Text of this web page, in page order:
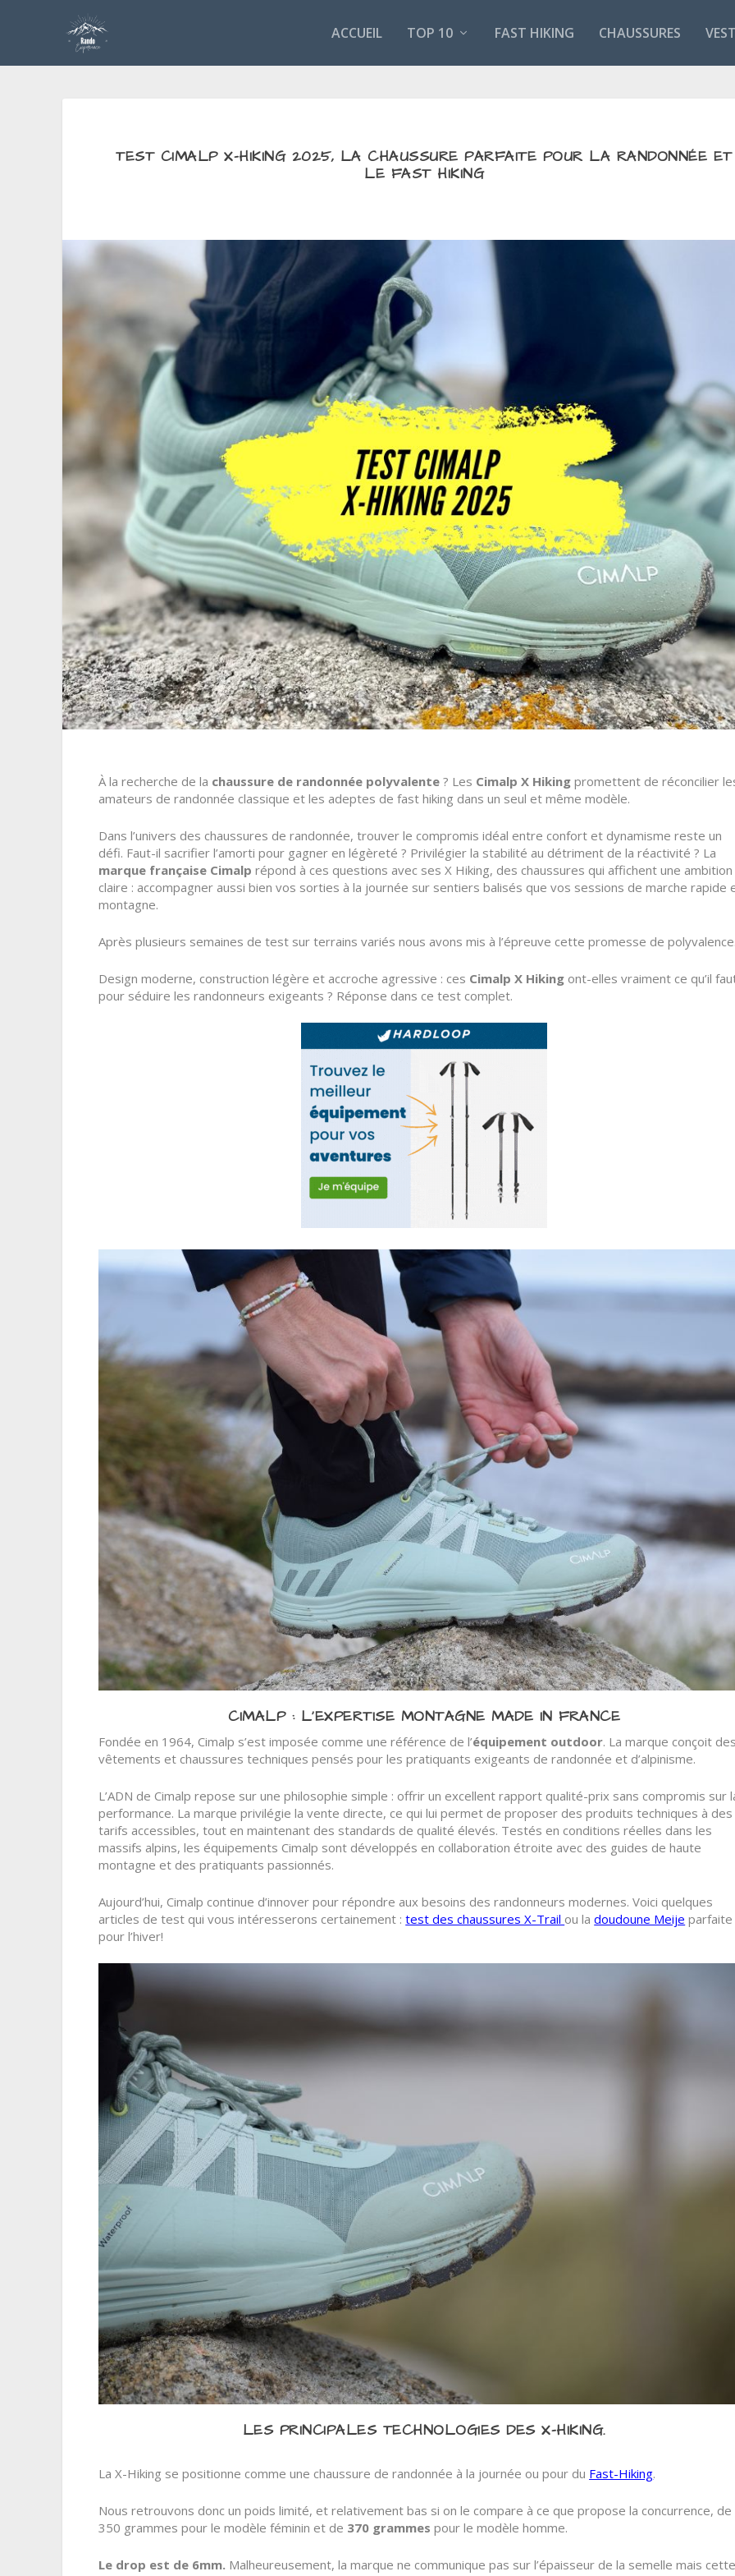
ACCUEIL TOP 10 FAST HIKING CHAUSSURES
TEST CIMALP X-HIKING 2025, LA CHAUSSURE PARFAITE POUR LA RANDONNÉE ET
LE FAST HIKING
À la recherche de la chaussure de randonnée polyvalente ? Les Cimalp X Hiking promettent de réconcilier
amateurs de randonnée classique et les adeptes de fast hiking dans un seul et même modèle.
Dans l’univers des chaussures de randonnée, trouver le compromis idéal entre confort et dynamisme reste un
défi. Faut-il sacrifier l’amorti pour gagner en légèreté ? Privilégier la stabilité au détriment de la réactivité ? La
marque française Cimalp répond à ces questions avec ses X Hiking, des chaussures qui affichent une ambition
claire : accompagner aussi bien vos sorties à la journée sur sentiers balisés que vos sessions de marche rapide
montagne.
Après plusieurs semaines de test sur terrains variés nous avons mis à l’épreuve cette promesse de
Design moderne, construction légère et accroche agressive : ces Cimalp X Hiking ont-elles vraiment ce qu’il
pour séduire les randonneurs exigeants ? Réponse dans ce test complet.
CIMALP : L’EXPERTISE MONTAGNE MADE IN FRANCE
Fondée en 1964, Cimalp s’est imposée comme une référence de l’équipement outdoor. La marque conçoit
vêtements et chaussures techniques pensés pour les pratiquants exigeants de randonnée et d’alpinisme.
L’ADN de Cimalp repose sur une philosophie simple : offrir un excellent rapport qualité-prix sans compromis sur
performance. La marque privilégie la vente directe, ce qui lui permet de proposer des produits techniques à des
tarifs accessibles, tout en maintenant des standards de qualité élevés. Testés en conditions réelles dans les
massifs alpins, les équipements Cimalp sont développés en collaboration étroite avec des guides de haute
montagne et des pratiquants passionnés.
Aujourd’hui, Cimalp continue d’innover pour répondre aux besoins des randonneurs modernes. Voici quelques
articles de test qui vous intéresserons certainement :test des chaussures X-Trail ou ladoudoune Meije parfaite
pour l’hiver!
LES PRINCIPALES TECHNOLOGIES DES X-HIKING.
LaX-Hiking se positionne comme une chaussure de randonnée à la journée ou pour du Fast-Hiking.
Nous retrouvons donc un poids limité, et relativement bas si on le compare à ce que propose la concurrence, de
350 grammes pour le modèle féminin et de 370 grammes pour le modèle homme.
Le drop est de 6mm. Malheureusement, la marque ne communique pas sur l’épaisseur de la semelle mais